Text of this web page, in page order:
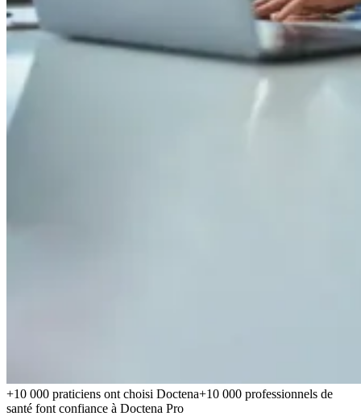
+10 000 praticiens ont choisi Doctena+10 000 professionnels de
santé font confiance à Doctena Pro